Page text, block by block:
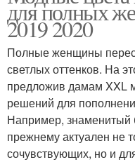
для полных
2019 2020
Полные женщины
светлых оттенков. На
предложив дамам XXL
решений для
Например,
прежнему актуален не
сочувствующих, но и